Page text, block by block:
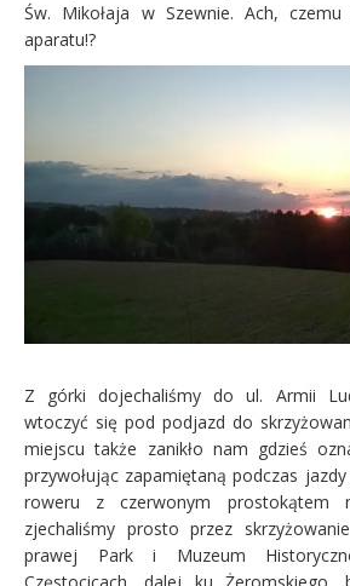
Św. Mikołaja w Szewnie. Ach,
aparatu!?
Z górki dojechaliśmy do ul. Armii
wtoczyć się pod podjazd do
miejscu także zanikło nam gdzieś
przywołując zapamiętaną podczas
roweru z czerwonym prostokątem
zjechaliśmy prosto przez
prawej Park i Muzeum